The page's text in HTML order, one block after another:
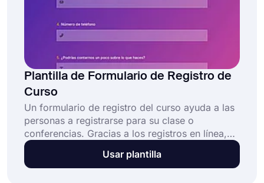
Plantilla de Formulario de Registro de
Curso
Un formulario de registro del curso ayuda a las
personas a registrarse para su clase o
conferencias. Gracias a los registros en línea,
podrá llegar a más personas y recopilar
fácilmente información o pagos de los
Usar plantilla